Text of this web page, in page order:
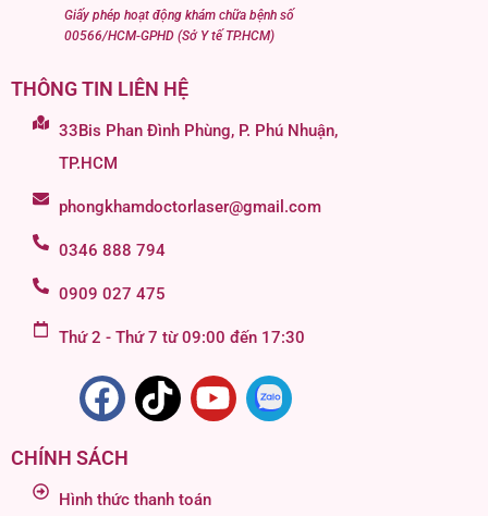
Giấy phép hoạt động khám chữa bệnh số
00566/HCM-GPHD (Sở Y tế TP.HCM)
THÔNG TIN LIÊN HỆ
33Bis Phan Đình Phùng, P. Phú Nhuận,
TP.HCM
phongkhamdoctorlaser@gmail.com
0346 888 794
0909 027 475
Thứ 2 - Thứ 7 từ 09:00 đến 17:30
CHÍNH SÁCH
Hình thức thanh toán